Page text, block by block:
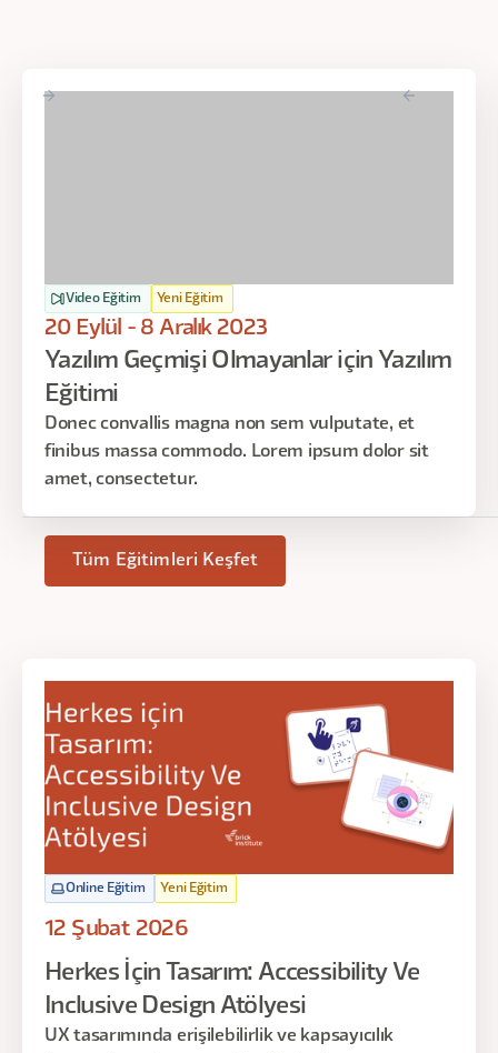
Video Eğitim Yeni Eğitim
20 Eylül - 8 Aralık 2023
Yazılım Geçmişi Olmayanlar için Yazılım
Eğitimi
Donec convallis magna non sem vulputate, et
finibus massa commodo. Lorem ipsum dolor sit
amet, consectetur.
Tüm Eğitimleri Keşfet
Online Eğitim Yeni Eğitim
12 Şubat 2026
Herkes İçin Tasarım: Accessibility Ve
Inclusive Design Atölyesi
UX tasarımında erişilebilirlik ve kapsayıcılık